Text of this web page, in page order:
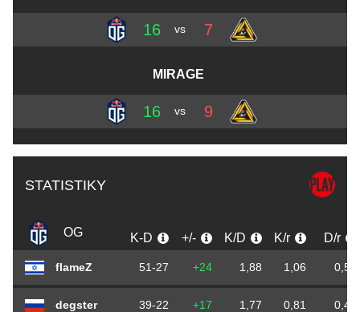
16 vs 7
MIRAGE
16 vs 9
STATISTIKY
OG K-D +/- K/D K/r D/r
flameZ 51-27 +24 1,88 1,06 0,56
degster 39-22 +17 1,77 0,81 0,45